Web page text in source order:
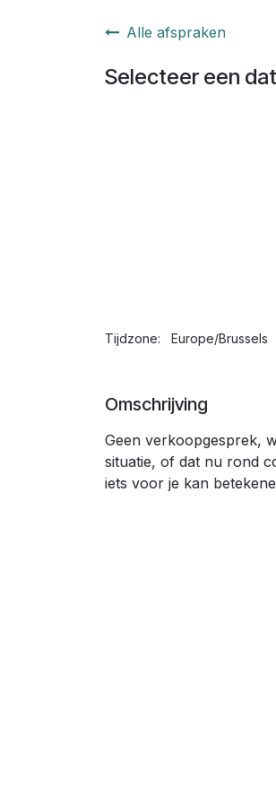
Alle afspraken
Selecteer een
Tijdzone:
Omschrijving
Geen verkoopgesprek,
situatie, of dat nu rond
iets voor je kan